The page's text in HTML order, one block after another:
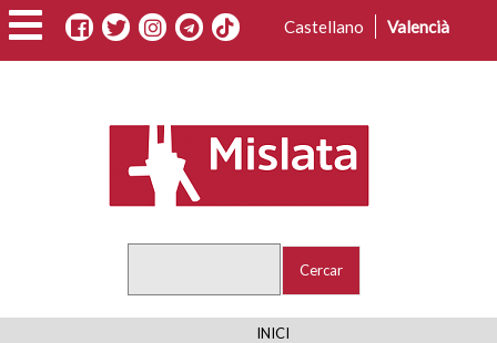
Vés
al
contingut
Castellano Valencià
INICI